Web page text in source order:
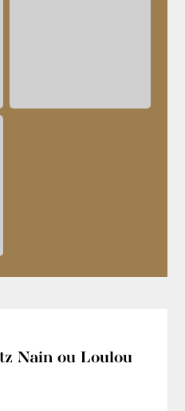
Nain ou Loulou